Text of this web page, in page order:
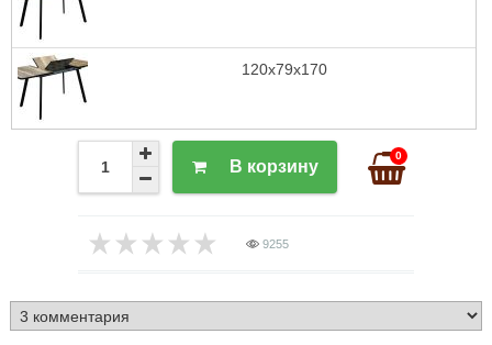
120х79х170
В корзину
0
9255